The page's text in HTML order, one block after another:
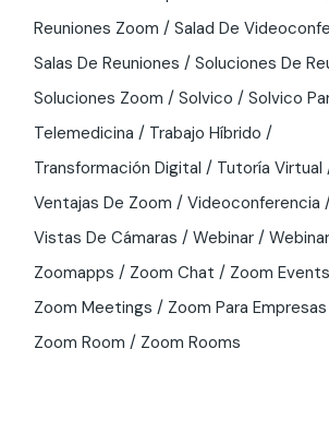
Reuniones Zoom
Salad De
Salas De Reuniones
Soluciones De
Soluciones Zoom
Solvico
Solvico
Telemedicina
Trabajo Híbrido
Transformación Digital
Tutoría Virtual
Ventajas De Zoom
Videoconferencia
Vistas De Cámaras
Webinar
Zoomapps
Zoom Chat Zoom Events
Zoom Meetings
Zoom Para Empresas
Zoom Room
Zoom Rooms